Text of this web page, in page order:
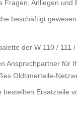
Anliegen
beschäftigt
der W 110 / 111
Ansprechpartner
Oldtimerteile-
Ersatzteile